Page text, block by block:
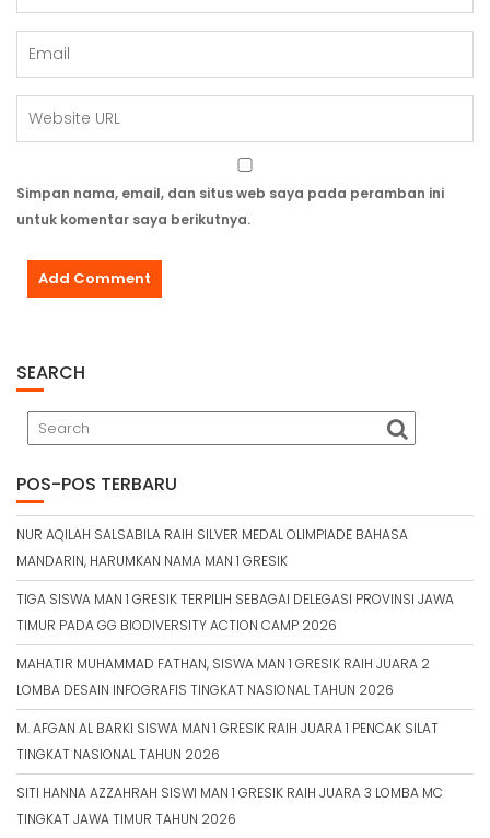
Simpan nama, email, dan situs web saya pada peramban ini
untuk komentar saya berikutnya.
SEARCH
POS-POS TERBARU
NUR AQILAH SALSABILA RAIH SILVER MEDAL OLIMPIADE BAHASA
MANDARIN, HARUMKAN NAMA MAN 1 GRESIK
TIGA SISWA MAN 1 GRESIK TERPILIH SEBAGAI DELEGASI PROVINSI JAWA
TIMUR PADA GG BIODIVERSITY ACTION CAMP 2026
MAHATIR MUHAMMAD FATHAN, SISWA MAN 1 GRESIK RAIH JUARA 2
LOMBA DESAIN INFOGRAFIS TINGKAT NASIONAL TAHUN 2026
M. AFGAN AL BARKI SISWA MAN 1 GRESIK RAIH JUARA 1 PENCAK SILAT
TINGKAT NASIONAL TAHUN 2026
SITI HANNA AZZAHRAH SISWI MAN 1 GRESIK RAIH JUARA 3 LOMBA MC
TINGKAT JAWA TIMUR TAHUN 2026